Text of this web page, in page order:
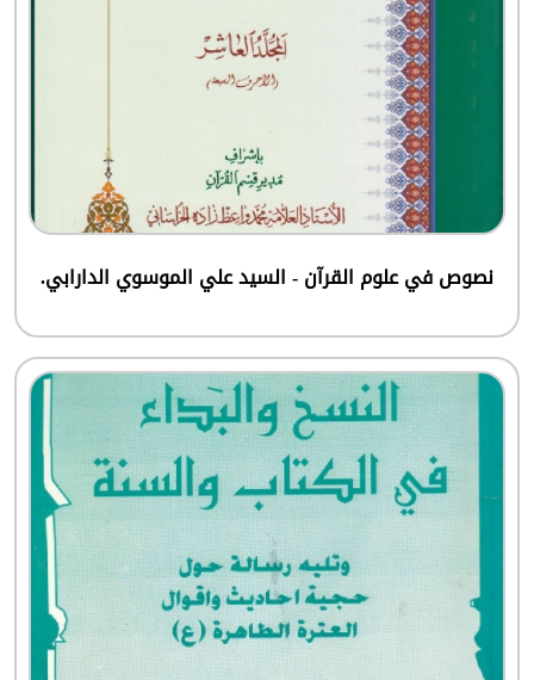
نصوص في علوم القرآن - السيد علي الموسوي الدارابي.